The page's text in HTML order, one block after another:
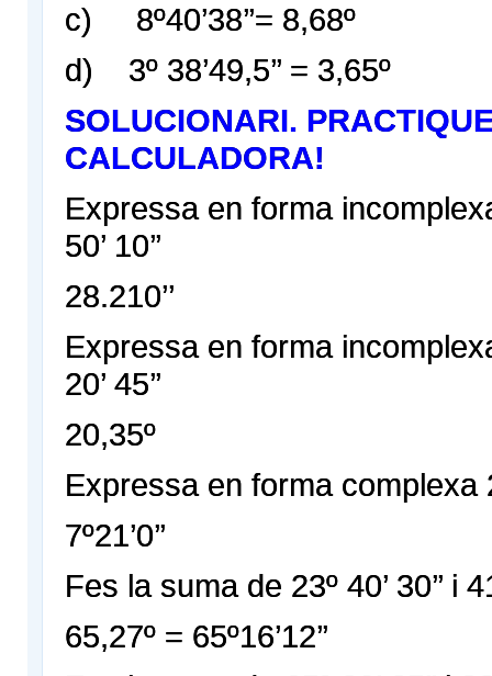
c) 8º40’38’’= 8,68º
d) 3º 38’49,5’’ = 3,65º
SOLUCIONARI.
CALCULADORA!
Expressa en forma
50’ 10’’
28.210’’
Expressa en forma
20’ 45’’
20,35º
Expressa en forma complexa
7º21’0’’
Fes la suma de 23º 40’ 30’’ i
65,27º = 65º16’12’’